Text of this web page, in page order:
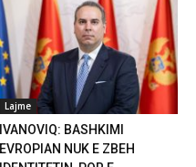
Lajme
IVANOVIQ: BASHKIMI
EVROPIAN NUK E ZBEH